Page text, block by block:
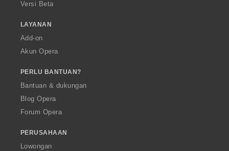
Versi Beta
LAYANAN
Add-on
Akun Opera
PERLU BANTUAN?
Bantuan & dukungan
Blog Opera
Forum Opera
PERUSAHAAN
Lowongan